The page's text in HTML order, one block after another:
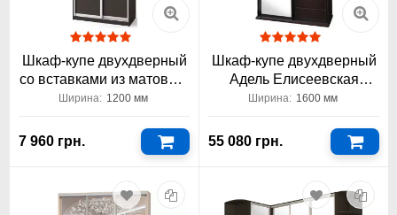
Шкаф-купе двухдверный
со вставками из матового
стекла Вип-Мастер
Ширина: 1200 мм
7 960 грн.
Шкаф-купе двухдверный
Адель Елисеевская
Мебель
Ширина: 1600 мм
55 080 грн.